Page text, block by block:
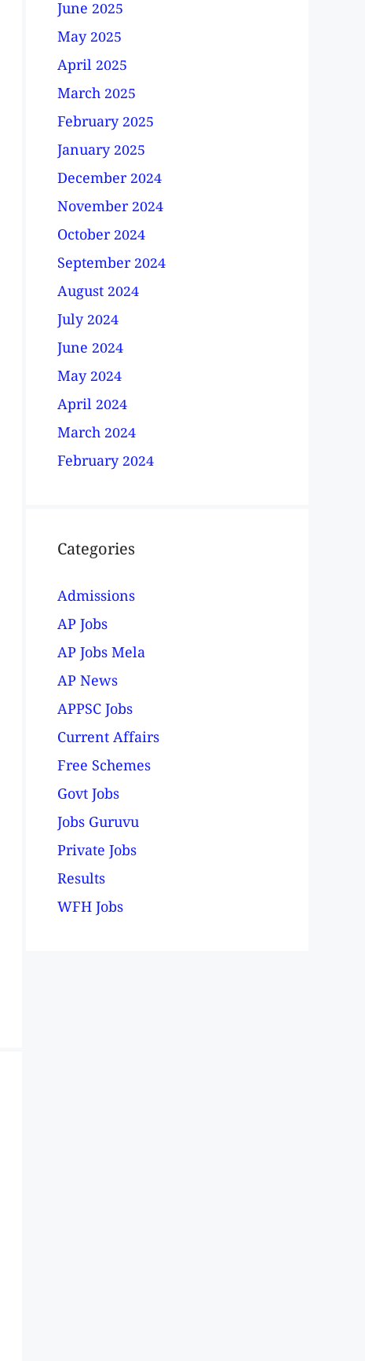
June 2025
May 2025
April 2025
March 2025
February 2025
January 2025
December 2024
November 2024
October 2024
September 2024
August 2024
July 2024
June 2024
May 2024
April 2024
March 2024
February 2024
Categories
Admissions
AP Jobs
AP Jobs Mela
AP News
APPSC Jobs
Current Affairs
Free Schemes
Govt Jobs
Jobs Guruvu
Private Jobs
Results
WFH Jobs